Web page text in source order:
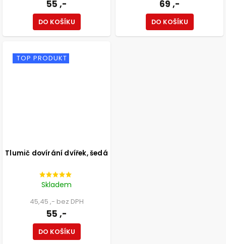
55 ,-
DO KOŠÍKU
69 ,-
DO KOŠÍKU
TOP PRODUKT
Tlumič dovírání dvířek, šedá
Skladem
45,45 ,- bez DPH
55 ,-
DO KOŠÍKU